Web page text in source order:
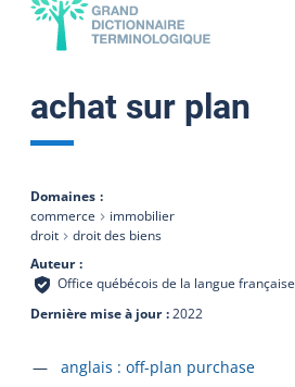
achat sur plan
Domaines
commerce
immobilier
droit
droit des biens
Auteur
Office québécois de la langue française
Dernière mise à jour 2022
Accéder à la fiche en
anglais : off-plan purchase